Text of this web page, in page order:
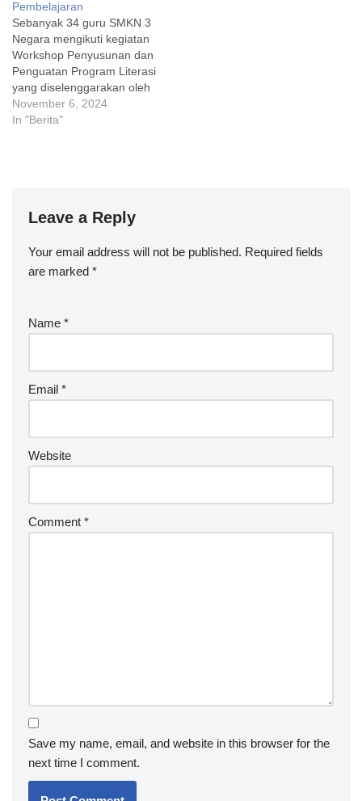
Pembelajaran
Sebanyak 34 guru SMKN 3
Negara mengikuti kegiatan
Workshop Penyusunan dan
Penguatan Program Literasi
yang diselenggarakan oleh
Balai Bahasa Provinsi Bali
pada Senin hingga Selasa,
Sutrisna, M.Hum., sebagai
SMKN 3 Negara, I…
November 6, 2024
In "Berita"
Leave a Reply
Your email address will not be published. Required fields
are marked *
Name *
Email *
Website
Comment *
Save my name, email, and website in this browser for the
next time I comment.